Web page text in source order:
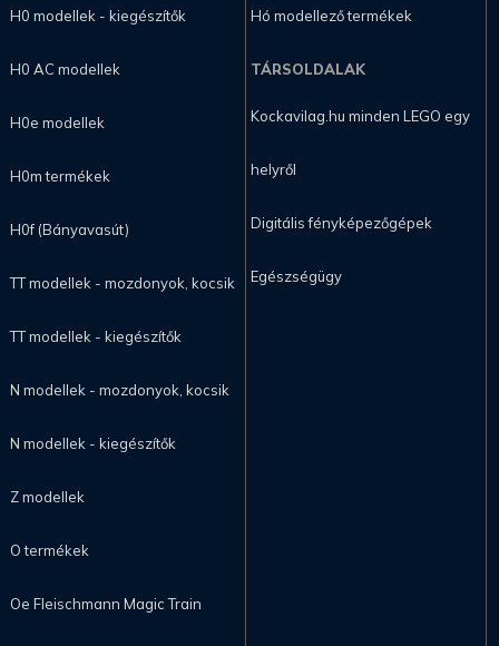
H0 modellek - kiegészítők
H0 AC modellek
H0e modellek
H0m termékek
H0f (Bányavasút)
TT modellek - mozdonyok, kocsik
TT modellek - kiegészítők
N modellek - mozdonyok, kocsik
N modellek - kiegészítők
Z modellek
O termékek
Oe Fleischmann Magic Train
Hó modellező termékek
TÁRSOLDALAK
Kockavilag.hu minden LEGO egy
helyről
Digitális fényképezőgépek
Egészségügy